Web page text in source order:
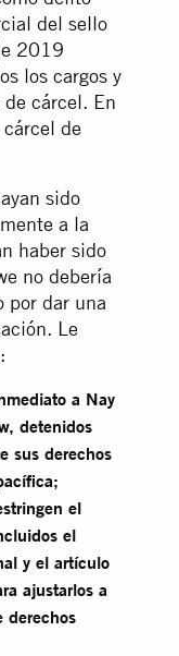
del sello
2019
los cargos y
cárcel. En
de
sido
a la
haber sido
no debería
por dar una
Le
a Nay
detenidos
sus derechos
el
el
y el artículo
ajustarlos a
derechos